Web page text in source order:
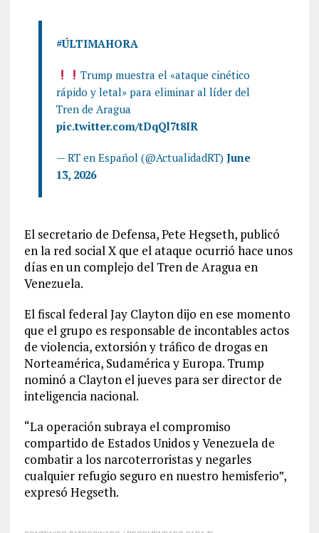
#ÚLTIMAHORA
Trump muestra el «ataque cinético
rápido y letal» para eliminar al líder del
Tren de Aragua
pic.twitter.com/tDqQl7t8IR
— RT en Español (@ActualidadRT) June
13, 2026
El secretario de Defensa, Pete Hegseth, publicó
en la red social X que el ataque ocurrió hace unos
días en un complejo del Tren de Aragua en
Venezuela.
El fiscal federal Jay Clayton dijo en ese momento
que el grupo es responsable de incontables actos
de violencia, extorsión y tráfico de drogas en
Norteamérica, Sudamérica y Europa. Trump
nominó a Clayton el jueves para ser director de
inteligencia nacional.
“La operación subraya el compromiso
compartido de Estados Unidos y Venezuela de
combatir a los narcoterroristas y negarles
cualquier refugio seguro en nuestro hemisferio”,
expresó Hegseth.